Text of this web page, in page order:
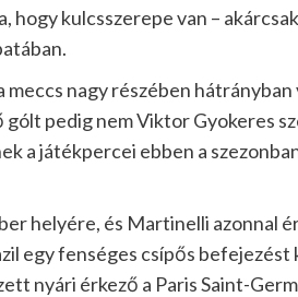
kulcsszerepe van –
nagy részében hátrányban
pedig nem Viktor Gyokeres
a játékpercei ebben a
helyére, és Martinelli azonnal
egy fenséges csípős
nyári érkező a Paris Saint-